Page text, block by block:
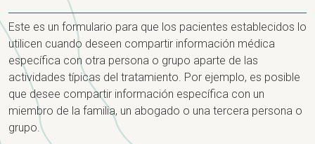
Este es un formulario para que los pacientes establecidos lo
utilicen cuando deseen compartir información médica
específica con otra persona o grupo aparte de las
actividades típicas del tratamiento. Por ejemplo, es posible
que desee compartir información específica con un
miembro de la familia, un abogado o una tercera persona o
grupo.